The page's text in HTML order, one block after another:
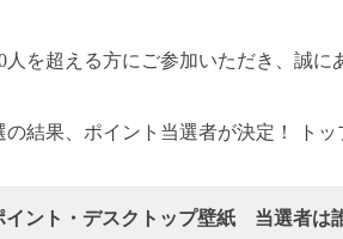
人を超える方にご参加いただき、誠に
の結果、ポイント当選者が決定！ トッ
イント・デスクトップ壁紙 当選者は